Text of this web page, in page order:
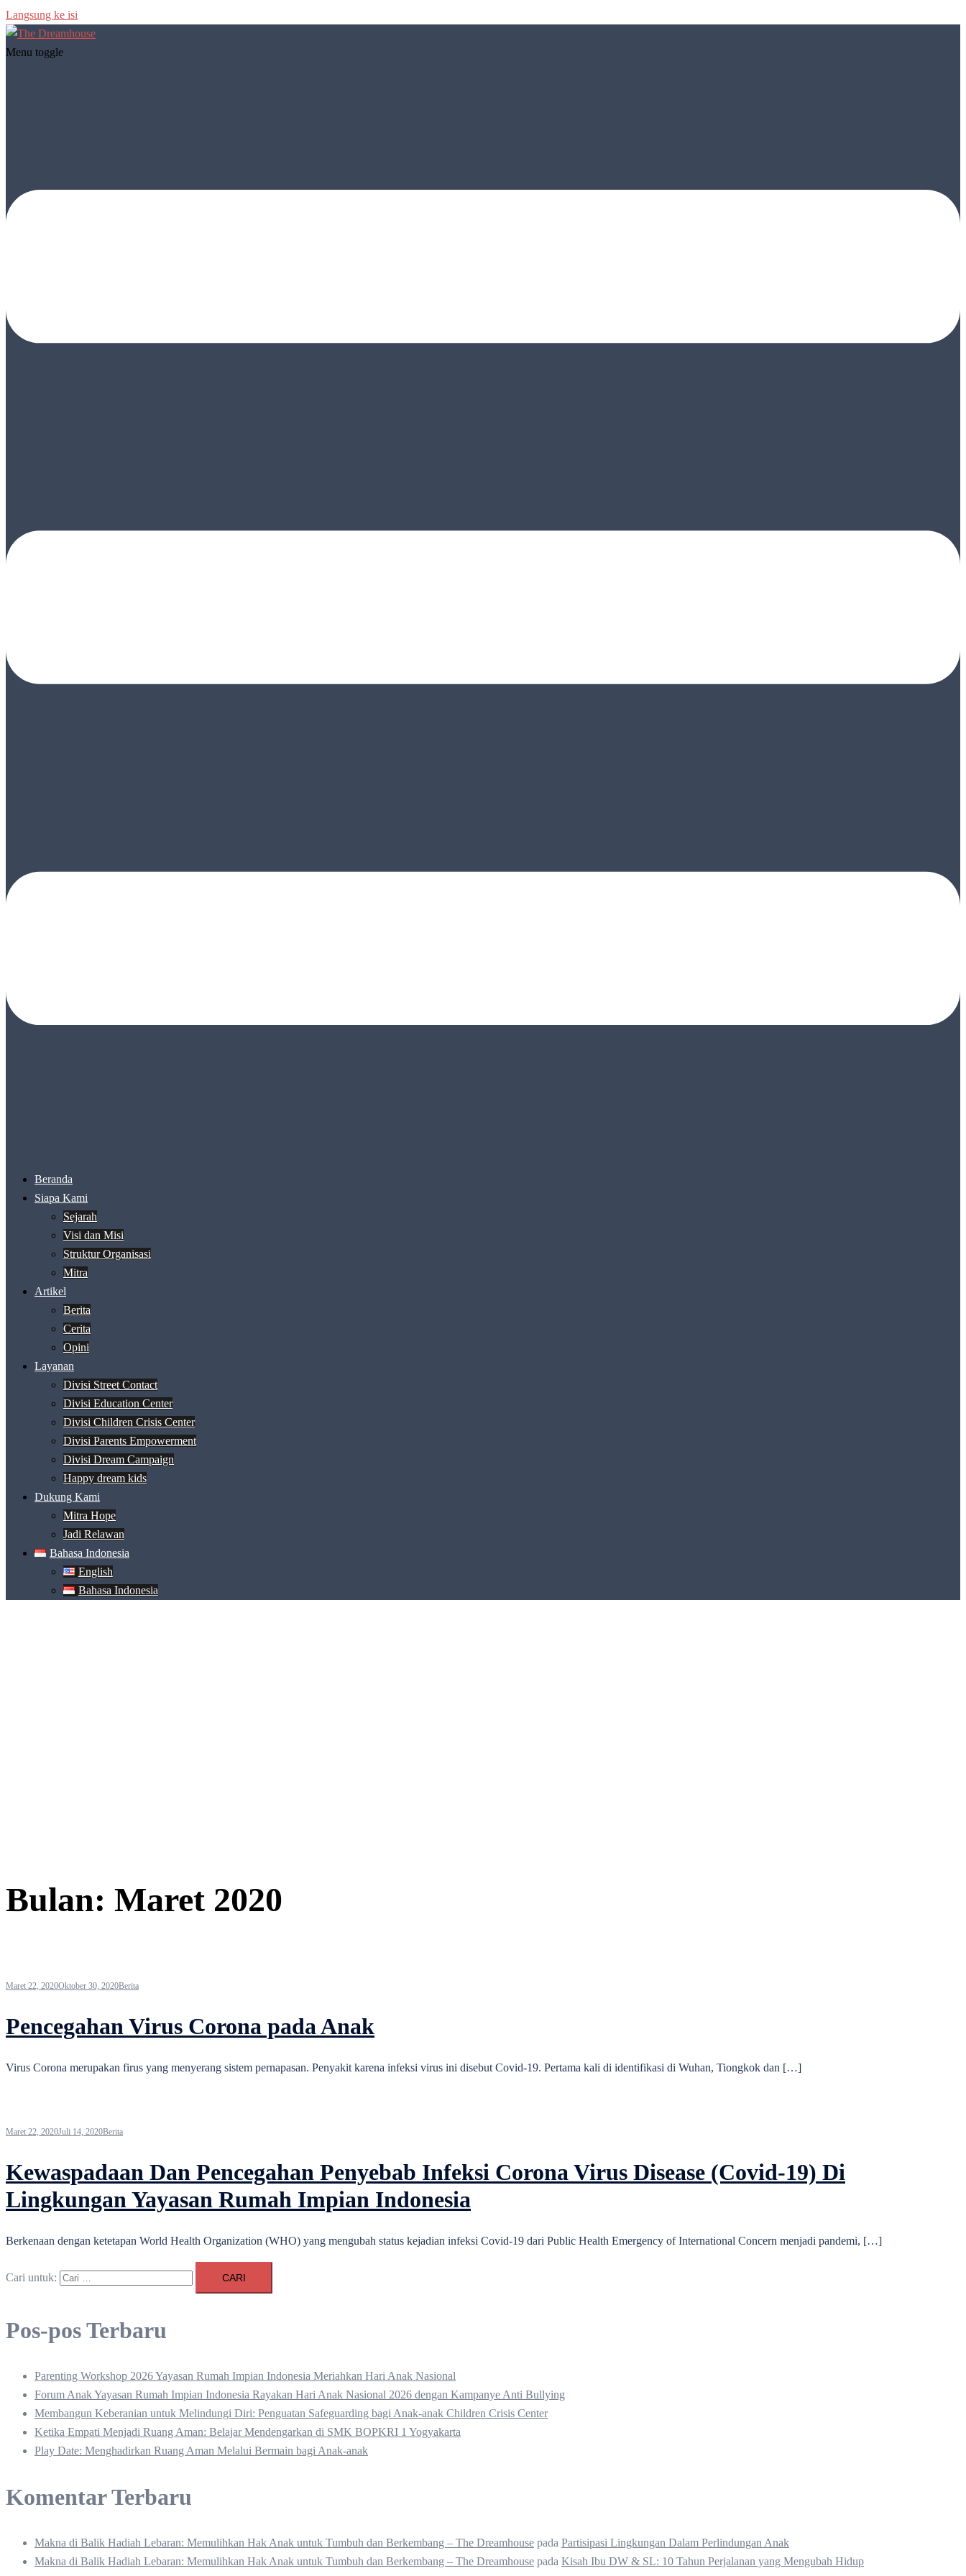
Langsung ke isi
Menu toggle
Beranda
Siapa Kami
Sejarah
Visi dan Misi
Struktur Organisasi
Mitra
Artikel
Berita
Cerita
Opini
Layanan
Divisi Street Contact
Divisi Education Center
Divisi Children Crisis Center
Divisi Parents Empowerment
Divisi Dream Campaign
Happy dream kids
Dukung Kami
Mitra Hope
Jadi Relawan
Bahasa Indonesia
English
Bahasa Indonesia
Bulan: Maret 2020
Maret 22, 2020Oktober 30, 2020Berita
Pencegahan Virus Corona pada Anak
Virus Corona merupakan firus yang menyerang sistem pernapasan. Penyakit karena infeksi virus ini disebut Covid-19. Pertama kali di identifikasi di Wuhan, Tiongkok dan […]
Maret 22, 2020Juli 14, 2020Berita
Kewaspadaan Dan Pencegahan Penyebab Infeksi Corona Virus Disease (Covid-19) Di
Lingkungan Yayasan Rumah Impian Indonesia
Berkenaan dengan ketetapan World Health Organization (WHO) yang mengubah status kejadian infeksi Covid-19 dari Public Health Emergency of International Concern menjadi pandemi, […]
Cari untuk:
Pos-pos Terbaru
Parenting Workshop 2026 Yayasan Rumah Impian Indonesia Meriahkan Hari Anak Nasional
Forum Anak Yayasan Rumah Impian Indonesia Rayakan Hari Anak Nasional 2026 dengan Kampanye Anti Bullying
Membangun Keberanian untuk Melindungi Diri: Penguatan Safeguarding bagi Anak-anak Children Crisis Center
Ketika Empati Menjadi Ruang Aman: Belajar Mendengarkan di SMK BOPKRI 1 Yogyakarta
Play Date: Menghadirkan Ruang Aman Melalui Bermain bagi Anak-anak
Komentar Terbaru
Makna di Balik Hadiah Lebaran: Memulihkan Hak Anak untuk Tumbuh dan Berkembang – The Dreamhouse pada Partisipasi Lingkungan Dalam Perlindungan Anak
Makna di Balik Hadiah Lebaran: Memulihkan Hak Anak untuk Tumbuh dan Berkembang – The Dreamhouse pada Kisah Ibu DW & SL: 10 Tahun Perjalanan yang Mengubah Hidup